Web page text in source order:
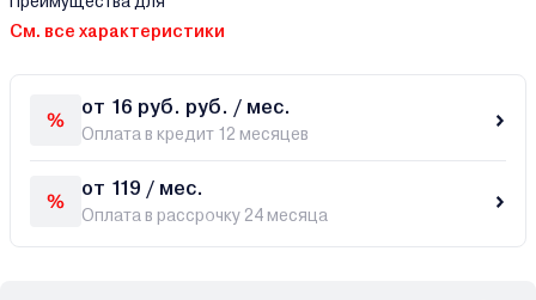
См. все характеристики
от 16 руб. руб. / мес.
Оплата в кредит 12 месяцев
от 119 / мес.
Оплата в рассрочку 24 месяца